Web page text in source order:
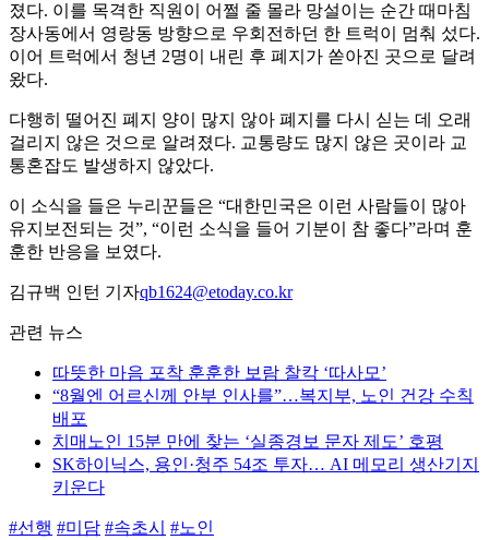
졌다. 이를 목격한 직원이 어쩔 줄 몰라 망설이는 순간 때마침
장사동에서 영랑동 방향으로 우회전하던 한 트럭이 멈춰 섰다.
이어 트럭에서 청년 2명이 내린 후 폐지가 쏟아진 곳으로 달려
왔다.
다행히 떨어진 폐지 양이 많지 않아 폐지를 다시 싣는 데 오래
걸리지 않은 것으로 알려졌다. 교통량도 많지 않은 곳이라 교
통혼잡도 발생하지 않았다.
이 소식을 들은 누리꾼들은 “대한민국은 이런 사람들이 많아
유지보전되는 것”, “이런 소식을 들어 기분이 참 좋다”라며 훈
훈한 반응을 보였다.
김규백 인턴 기자qb1624@etoday.co.kr
관련 뉴스
따뜻한 마음 포착 훈훈한 보람 찰칵 ‘따사모’
“8월엔 어르신께 안부 인사를”…복지부, 노인 건강 수칙
배포
치매노인 15분 만에 찾는 ‘실종경보 문자 제도’ 호평
SK하이닉스, 용인·청주 54조 투자… AI 메모리 생산기지
키운다
#선행 #미담 #속초시 #노인